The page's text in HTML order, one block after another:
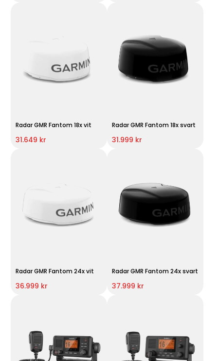
Radar GMR Fantom 18x vit
31.649 kr
Radar GMR Fantom 18x svart
31.999 kr
Radar GMR Fantom 24x vit
36.999 kr
Radar GMR Fantom 24x svart
37.999 kr